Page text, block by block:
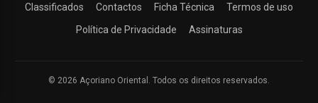
Classificados
Contactos Ficha Técnica
Termos de uso
Política de Privacidade
Assinaturas
© 2026 Açoriano Oriental. Todos os direitos reservados.